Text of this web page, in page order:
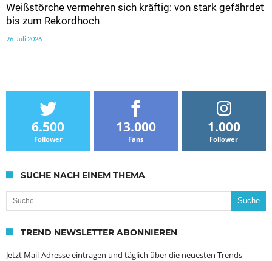
Weißstörche vermehren sich kräftig: von stark gefährdet
bis zum Rekordhoch
26. Juli 2026
6.500
Follower
13.000
Fans
1.000
Follower
SUCHE NACH EINEM THEMA
Suche nach:
TREND NEWSLETTER ABONNIEREN
Jetzt Mail-Adresse eintragen und täglich über die neuesten Trends